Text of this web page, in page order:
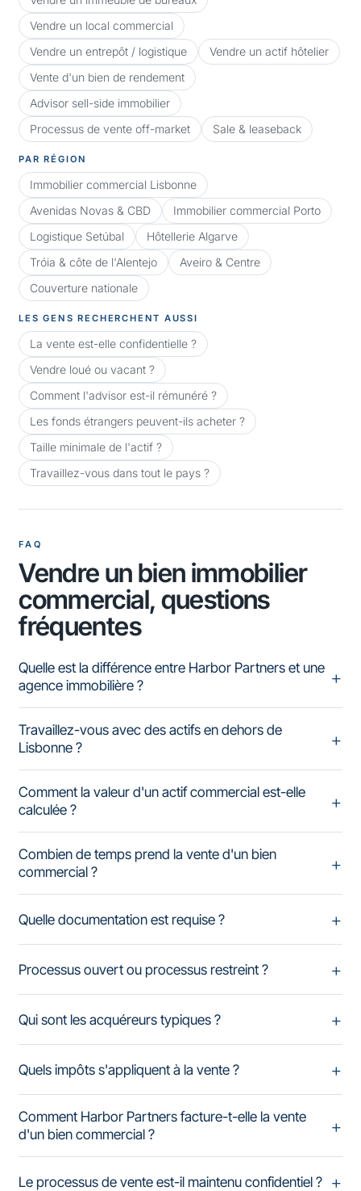
Vendre un local commercial
Vendre un entrepôt / logistique
Vendre un actif hôtelier
Vente d'un bien de rendement
Advisor sell-side immobilier
Processus de vente off-market
Sale & leaseback
PAR RÉGION
Immobilier commercial Lisbonne
Avenidas Novas & CBD
Immobilier commercial Porto
Logistique Setúbal
Hôtellerie Algarve
Tróia & côte de l'Alentejo
Aveiro & Centre
Couverture nationale
LES GENS RECHERCHENT AUSSI
La vente est-elle confidentielle ?
Vendre loué ou vacant ?
Comment l'advisor est-il rémunéré ?
Les fonds étrangers peuvent-ils acheter ?
Taille minimale de l'actif ?
Travaillez-vous dans tout le pays ?
FAQ
Vendre un bien immobilier
commercial, questions
fréquentes
Quelle est la différence entre Harbor Partners et une
agence immobilière ?
Travaillez-vous avec des actifs en dehors de
Lisbonne ?
Comment la valeur d'un actif commercial est-elle
calculée ?
Combien de temps prend la vente d'un bien
commercial ?
Quelle documentation est requise ?
Processus ouvert ou processus restreint ?
Qui sont les acquéreurs typiques ?
Quels impôts s'appliquent à la vente ?
Comment Harbor Partners facture-t-elle la vente
d'un bien commercial ?
Le processus de vente est-il maintenu confidentiel ?